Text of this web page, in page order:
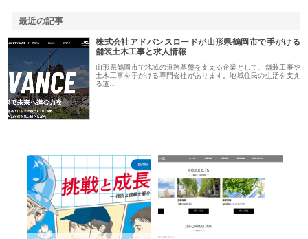
最近の記事
株式会社アドバンスロードが山形県鶴岡市で手がける
舗装土木工事と求人情報
山形県鶴岡市で地域の道路基盤を支える企業として、舗装工事や
土木工事を手がける専門会社があります。地域住民の生活を支え
る道…